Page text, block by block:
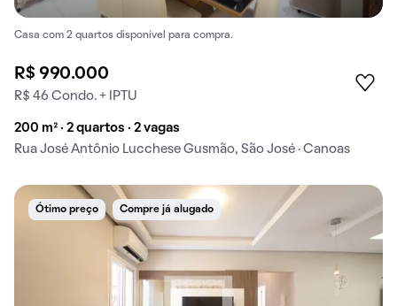
Casa com 2 quartos disponível para compra.
R$ 990.000
R$ 46 Condo. + IPTU
200 m² · 2 quartos · 2 vagas
Rua José Antônio Lucchese Gusmão, São José · Canoas
Ótimo preço Compre já alugado